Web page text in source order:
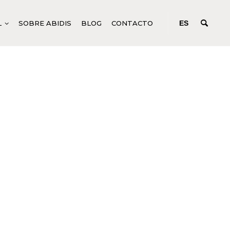
SOBRE ABIDIS BLOG CONTACTO ES